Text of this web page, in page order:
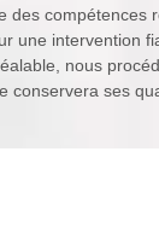
des compétences
une intervention
nous
conservera ses